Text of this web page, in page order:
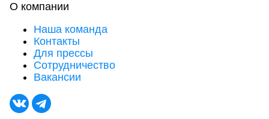
О компании
Наша команда
Контакты
Для прессы
Сотрудничество
Вакансии